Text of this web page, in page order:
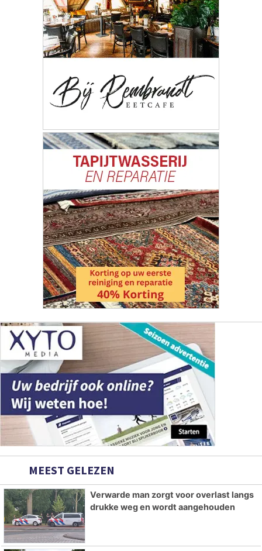
MEEST GELEZEN
Verwarde man zorgt voor overlast langs
drukke weg en wordt aangehouden